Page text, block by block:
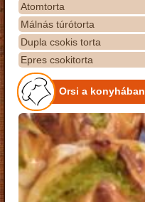
Atomtorta
Málnás túrótorta
Dupla csokis torta
Epres csokitorta
Orsi a konyhában